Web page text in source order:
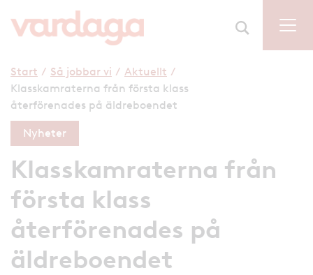
Start / Så jobbar vi / Aktuellt /
Klasskamraterna från första klass
återförenades på äldreboendet
Nyheter
Klasskamraterna från
första klass
återförenades på
äldreboendet